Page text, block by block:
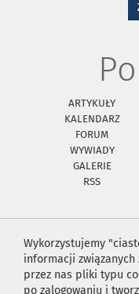
ARTYKUŁY
KALENDARZ
FORUM
WYWIADY
GALERIE
RSS
Wykorzystujemy
informacji związanych
przez nas pliki typu
po zalogowaniu i